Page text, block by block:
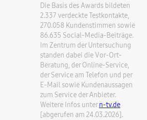
Die Basis des Awards bildeten
2.337 verdeckte Testkontakte,
270.058 Kundenstimmen sowie
86.635 Social-Media-Beiträge.
Im Zentrum der Untersuchung
standen dabei die Vor-Ort-
Beratung, der Online-Service,
der Service am Telefon und per
E-Mail sowie Kundenaussagen
zum Service der Anbieter.
Weitere Infos untern-tv.de
[abgerufen am 24.03.2026].